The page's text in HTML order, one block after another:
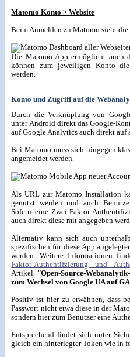
Matomo Konto > Website
Beim Anmelden zu Matomo sieht die
Die Matomo App ermöglicht auch
können zum jeweiligen Konto die
werden.
Konto und Zugriff auf die
Durch die Verknüpfung von
unter Android direkt das Google-
auf Google Analytics auch direkt auf
Bei Matomo muss sich hingegen
angemeldet werden.
Als URL zur Matomo Installation
genutzt werden und auch
Sofern eine Zwei-Faktor-
auch direkt diese mit angegeben
Alternativ kann sich auch
spezifischen für diese App
werden. Weitere Informationen
Faktor-Authentifzierung und
Artikel "Open-Source-
zum Wechsel von Google UA auf
Positiv ist hier zu erwähnen, dass
Passwort nicht etwa diese in der
sondern hier zum Benutzer eine
Entsprechend findet sich unter
gleich ein hinterlegter Token wie in